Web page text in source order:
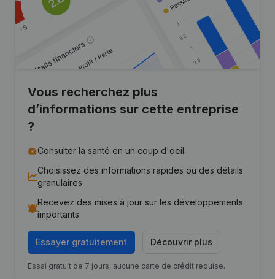
Vous recherchez plus
d’informations sur cette entreprise
?
Consulter la santé en un coup d'oeil
Choisissez des informations rapides ou des détails
granulaires
Recevez des mises à jour sur les développements
importants
Essayer gratuitement Découvrir plus
Essai gratuit de 7 jours, aucune carte de crédit requise.